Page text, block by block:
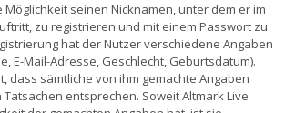
Möglichkeit seinen Nicknamen, unter dem er im
zu registrieren und mit einem Passwort zu
hat der Nutzer verschiedene Angaben
E-Mail-Adresse, Geschlecht, Geburtsdatum).
dass sämtliche von ihm gemachte Angaben
entsprechen. Soweit Altmark Live